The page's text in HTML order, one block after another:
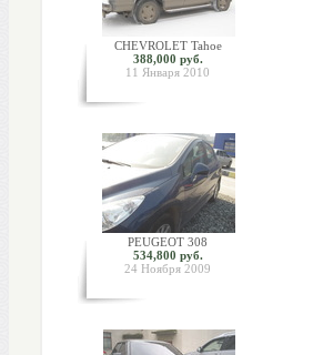
CHEVROLET Tahoe
388,000 руб.
11 Января 2010
PEUGEOT 308
534,800 руб.
24 Ноября 2009